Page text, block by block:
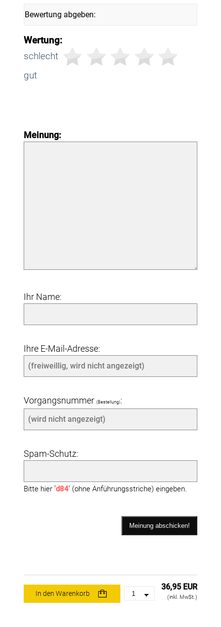
Bewertung abgeben:
Wertung:
schlecht
gut
Meinung:
Ihr Name:
Ihre E-Mail-Adresse:
Vorgangsnummer (Bestellung):
Spam-Schutz:
Bitte hier 'd84' (ohne Anführungsstriche) eingeben.
In den Warenkorb
36,95 EUR
(inkl. MwSt.)